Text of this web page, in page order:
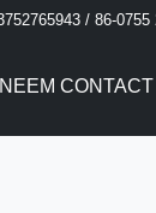
/ 86-0755
NEEM